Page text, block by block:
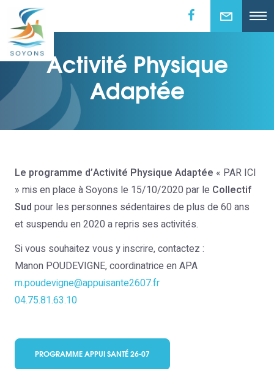
Activité Physique
Adaptée
Le programme d’Activité Physique Adaptée « PAR ICI
» mis en place à Soyons le 15/10/2020 par le Collectif
Sud pour les personnes sédentaires de plus de 60 ans
et suspendu en 2020 a repris ses activités.
Si vous souhaitez vous y inscrire, contactez :
Manon POUDEVIGNE, coordinatrice en APA
m.poudevigne@appuisante2607.fr
04.75.81.63.10
PROGRAMME APPUI SANTÉ 26-07